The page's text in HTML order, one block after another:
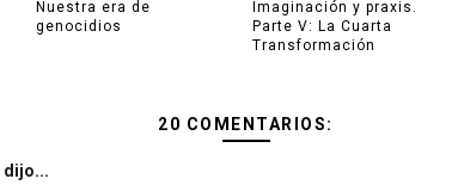
Nuestra era de
genocidios
Imaginación y praxis.
Parte V: La Cuarta
Transformación
20 COMENTARIOS:
dijo...